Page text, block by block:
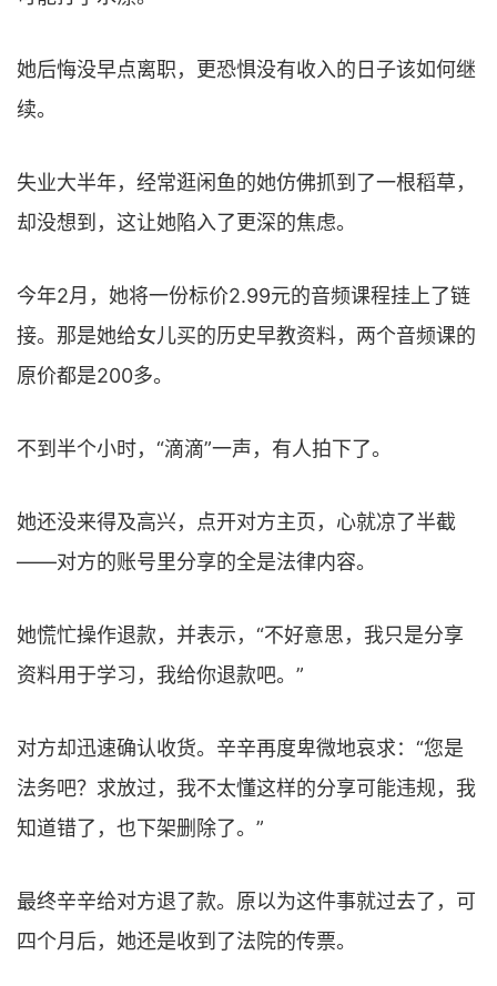
她后悔没早点离职，更恐惧没有收入的日子该如何继
续。
失业大半年，经常逛闲鱼的她仿佛抓到了一根稻草，
却没想到，这让她陷入了更深的焦虑。
今年2月，她将一份标价2.99元的音频课程挂上了链
接。那是她给女儿买的历史早教资料，两个音频课的
原价都是200多。
不到半个小时，“滴滴”一声，有人拍下了。
她还没来得及高兴，点开对方主页，心就凉了半截
——对方的账号里分享的全是法律内容。
她慌忙操作退款，并表示，“不好意思，我只是分享
资料用于学习，我给你退款吧。”
对方却迅速确认收货。辛辛再度卑微地哀求：“您是
法务吧？求放过，我不太懂这样的分享可能违规，我
知道错了，也下架删除了。”
最终辛辛给对方退了款。原以为这件事就过去了，可
四个月后，她还是收到了法院的传票。